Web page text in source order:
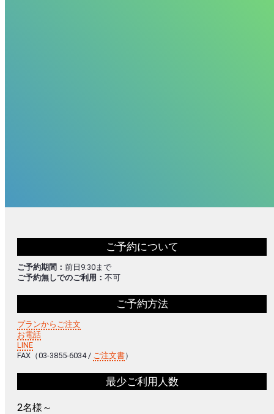
ご予約について
ご予約期間： 前日9:30まで
ご予約無しでのご利用： 不可
ご予約方法
プランからご注文
お電話
LINE
FAX（03-3855-6034 / ご注文書）
最少ご利用人数
2名様～